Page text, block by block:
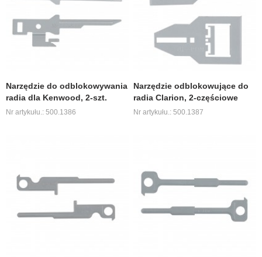
Narzędzie do odblokowywania
radia dla Kenwood, 2-szt.
Nr artykułu.: 500.1386
Narzędzie odblokowujące do
radia Clarion, 2-częściowe
Nr artykułu.: 500.1387